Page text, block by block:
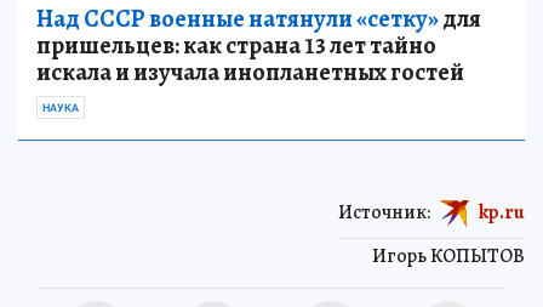
Над СССР военные натянули «сетку»для
пришельцев: как страна 13 лет тайно
искала и изучала инопланетных гостей
НАУКА
Игорь КОПЫТОВ
Источник: kp.ru